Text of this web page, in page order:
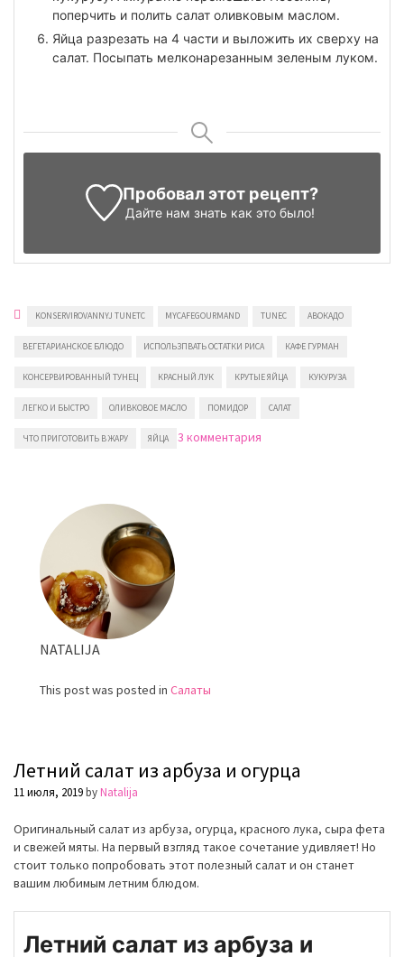
поперчить и полить салат оливковым маслом.
Яйца разрезать на 4 части и выложить их сверху на
салат. Посыпать мелконарезанным зеленым луком.
Пробовал этот рецепт?
Дайте нам знать как это было!
KONSERVIROVANNYJ TUNETC MYCAFEGOURMAND TUNEC АВОКАДО
ВЕГЕТАРИАНСКОЕ БЛЮДО ИСПОЛЬЗПВАТЬ ОСТАТКИ РИСА КАФЕ ГУРМАН
КОНСЕРВИРОВАННЫЙ ТУНЕЦ КРАСНЫЙ ЛУК КРУТЫЕ ЯЙЦА КУКУРУЗА
ЛЕГКО И БЫСТРО ОЛИВКОВОЕ МАСЛО ПОМИДОР САЛАТ
ЧТО ПРИГОТОВИТЬ В ЖАРУ ЯЙЦА 3 комментария
NATALIJA
This post was posted in Салаты
Летний салат из арбуза и огурца
11 июля, 2019byNatalija
Оригинальный салат из арбуза, огурца, красного лука, сыра фета
и свежей мяты. На первый взгляд такое сочетание удивляет! Но
стоит только попробовать этот полезный салат и он станет
вашим любимым летним блюдом.
Летний салат из арбуза и